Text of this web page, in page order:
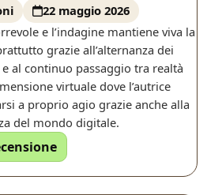
22 maggio 2026
e l’indagine mantiene viva la
grazie all’alternanza dei
al continuo passaggio tra realtà
virtuale dove l’autrice
a proprio agio grazie anche alla
del mondo digitale.